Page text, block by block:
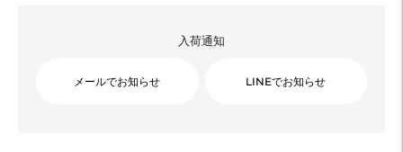
入荷通知
メールでお知らせ LINEでお知らせ